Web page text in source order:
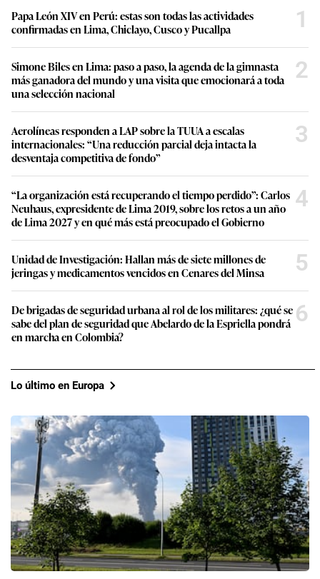
Papa León XIV en Perú: estas son todas las actividades
confirmadas en Lima, Chiclayo, Cusco y Pucallpa
1
Simone Biles en Lima: paso a paso, la agenda de la gimnasta
más ganadora del mundo y una visita que emocionará a toda
una selección nacional
2
Aerolíneas responden a LAP sobre la TUUA a escalas
internacionales: “Una reducción parcial deja intacta la
desventaja competitiva de fondo”
3
“La organización está recuperando el tiempo perdido”: Carlos
Neuhaus, expresidente de Lima 2019, sobre los retos a un año
de Lima 2027 y en qué más está preocupado el Gobierno
4
Unidad de Investigación: Hallan más de siete millones de
jeringas y medicamentos vencidos en Cenares del Minsa
5
De brigadas de seguridad urbana al rol de los militares: ¿qué se
sabe del plan de seguridad que Abelardo de la Espriella pondrá
en marcha en Colombia?
6
Lo último en Europa